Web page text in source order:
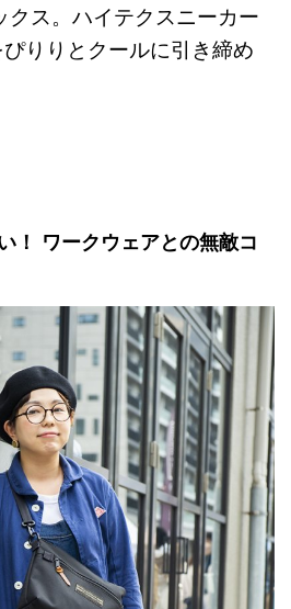
クス。ハイテクスニーカー
りりとクールに引き締め
ワークウェアとの無敵コ